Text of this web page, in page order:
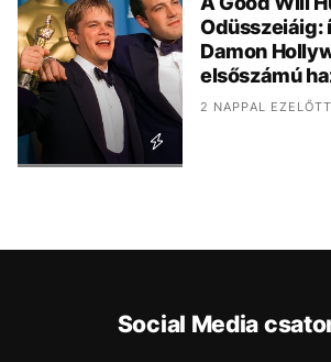
Odüsszeiáig:
Damon
elsőszámú
2 NAPPAL EZELŐTT
Social Media